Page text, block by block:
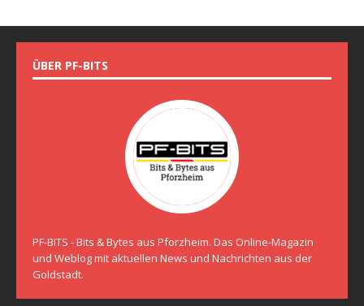
ÜBER PF-BITS
PF-BITS - Bits & Bytes aus Pforzheim. Das Online-Magazin
und Weblog mit aktuellen News und Nachrichten aus der
Goldstadt.